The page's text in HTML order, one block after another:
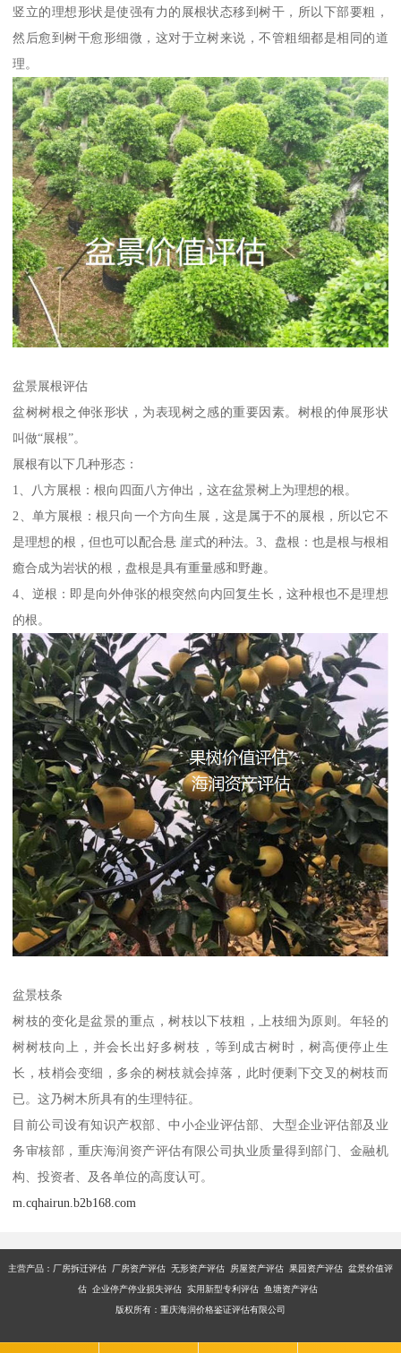
竖立的理想形状是使强有力的展根状态移到树干，所以下部要粗，
然后愈到树干愈形细微，这对于立树来说，不管粗细都是相同的道
理。
盆景展根评估
盆树树根之伸张形状，为表现树之感的重要因素。树根的伸展形状
叫做“展根”。
展根有以下几种形态：
1、八方展根：根向四面八方伸出，这在盆景树上为理想的根。
2、单方展根：根只向一个方向生展，这是属于不的展根，所以它不
是理想的根，但也可以配合悬 崖式的种法。3、盘根：也是根与根相
癒合成为岩状的根，盘根是具有重量感和野趣。
4、逆根：即是向外伸张的根突然向内回复生长，这种根也不是理想
的根。
盆景枝条
树枝的变化是盆景的重点，树枝以下枝粗，上枝细为原则。年轻的
树树枝向上，并会长出好多树枝，等到成古树时，树高便停止生
长，枝梢会变细，多余的树枝就会掉落，此时便剩下交叉的树枝而
已。这乃树木所具有的生理特征。
目前公司设有知识产权部、中小企业评估部、大型企业评估部及业
务审核部，重庆海润资产评估有限公司执业质量得到部门、金融机
构、投资者、及各单位的高度认可。
m.cqhairun.b2b168.com
主营产品：厂房拆迁评估 厂房资产评估 无形资产评估 房屋资产评估 果园资产评估 盆景价值评
估 企业停产停业损失评估 实用新型专利评估 鱼塘资产评估
版权所有：重庆海润价格鉴证评估有限公司